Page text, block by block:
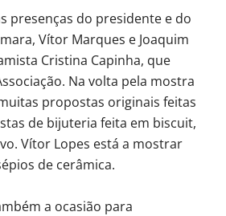
presenças do presidente e do
Vítor Marques e Joaquim
Cristina Capinha, que
Na volta pela mostra
propostas originais feitas
de bijuteria feita em biscuit,
Vítor Lopes está a mostrar
de cerâmica.
a ocasião para